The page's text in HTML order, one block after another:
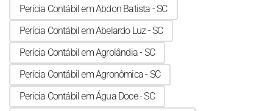
Perícia Contábil em Abdon Batista - SC
Perícia Contábil em Abelardo Luz - SC
Perícia Contábil em Agrolândia - SC
Perícia Contábil em Agronômica - SC
Perícia Contábil em Água Doce - SC